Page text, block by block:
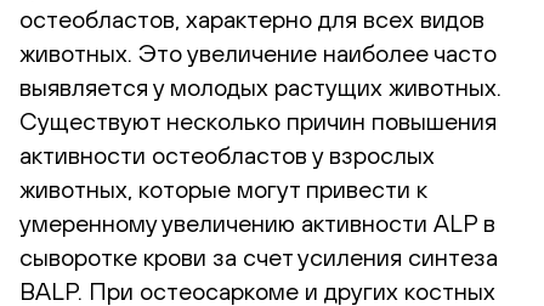
остеобластов, характерно для всех видов
животных. Это увеличение наиболее часто
выявляется у молодых растущих животных.
Существуют несколько причин повышения
активности остеобластов у взрослых
животных, которые могут привести к
умеренному увеличению активности ALP в
сыворотке крови за счет усиления синтеза
BALP. При остеосаркоме и других костных